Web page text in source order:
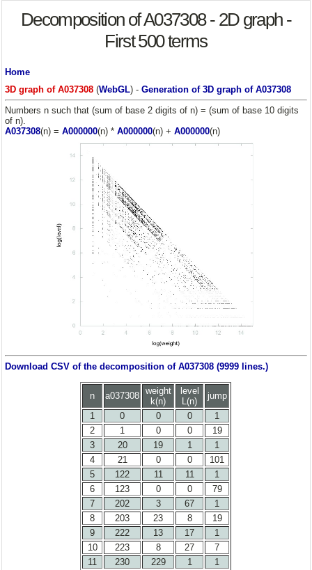
Decomposition of A037308 - 2D graph -
First 500 terms
Home
3D graph of A037308(WebGL) - Generation of 3D graph of A037308
Numbers n such that (sum of base 2 digits of n) = (sum of base 10 digits
of n).
A037308(n) = A000000(n) * A000000(n) + A000000(n)
Download CSV of the decomposition of A037308 (9999 lines.)
n a037308 weight
k(n)
level
L(n)
jump
1
0 0 0
1
2
1 0 0
19
3
20 19 1
1
4
21 0 0
101
5
122 11 11
1
6
123 0 0
79
7
202 3 67
1
8
203 23 8
19
9
222 13 17
1
10
223 8 27
7
11
230 229 1
1